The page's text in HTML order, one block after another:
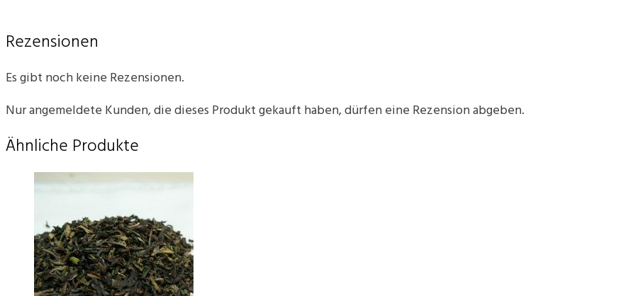
Rezensionen
Es gibt noch keine Rezensionen.
Nur angemeldete Kunden, die dieses Produkt gekauft haben, dürfen eine Rezension abgeben.
Ähnliche Produkte